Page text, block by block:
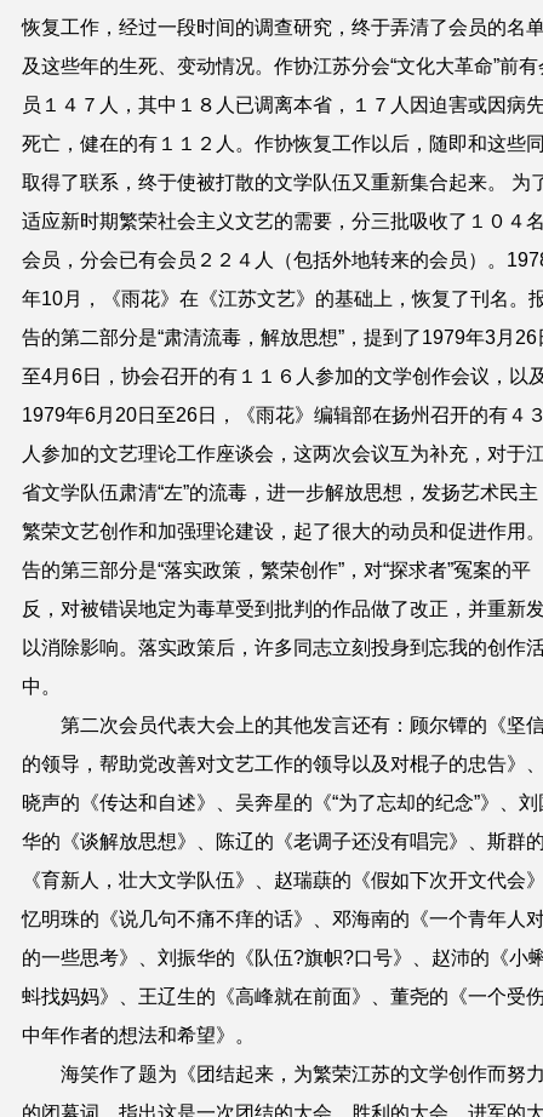
恢复工作，经过一段时间的调查研究，终于弄清了会员的名
及这些年的生死、变动情况。作协江苏分会“文化大革命”前有
员１４７人，其中１８人已调离本省，１７人因迫害或因病
死亡，健在的有１１２人。作协恢复工作以后，随即和这些
取得了联系，终于使被打散的文学队伍又重新集合起来。 为
适应新时期繁荣社会主义文艺的需要，分三批吸收了１０４
会员，分会已有会员２２４人（包括外地转来的会员）。
年10月，《雨花》在《江苏文艺》的基础上，恢复了刊名。
告的第二部分是“肃清流毒，解放思想”，提到了1979年3月26
至4月6日，协会召开的有１１６人参加的文学创作会议，以
1979年6月20日至26日，《雨花》编辑部在扬州召开的有４
人参加的文艺理论工作座谈会，这两次会议互为补充，对于
省文学队伍肃清“左”的流毒，进一步解放思想，发扬艺术民主
繁荣文艺创作和加强理论建设，起了很大的动员和促进作用
告的第三部分是“落实政策，繁荣创作”，对“探求者”冤案的平
反，对被错误地定为毒草受到批判的作品做了改正，并重新
以消除影响。落实政策后，许多同志立刻投身到忘我的创作
中。
第二次会员代表大会上的其他发言还有：顾尔镡的《坚
的领导，帮助党改善对文艺工作的领导以及对棍子的忠告》
晓声的《传达和自述》、吴奔星的《“为了忘却的纪念”》、刘
华的《谈解放思想》、陈辽的《老调子还没有唱完》、斯群
《育新人，壮大文学队伍》、赵瑞蕻的《假如下次开文代会
忆明珠的《说几句不痛不痒的话》、邓海南的《一个青年人
的一些思考》、刘振华的《队伍?旗帜?口号》、赵沛的《小
蚪找妈妈》、王辽生的《高峰就在前面》、董尧的《一个受
中年作者的想法和希望》。
海笑作了题为《团结起来，为繁荣江苏的文学创作而努
的闭幕词。指出这是一次团结的大会，胜利的大会，进军的